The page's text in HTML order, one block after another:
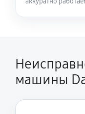
Замена шторок
машины